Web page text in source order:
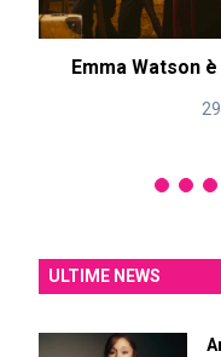
Emma Watson
ULTIME NEWS